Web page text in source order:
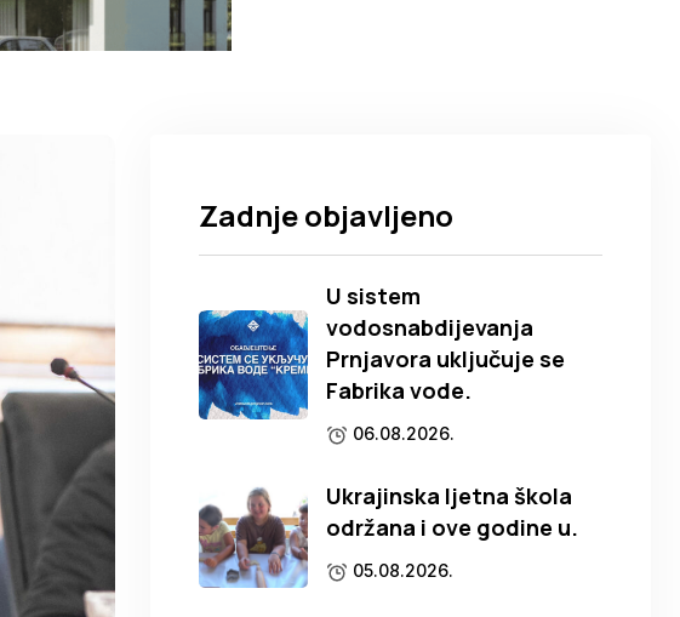
Zadnje objavljeno
U sistem
vodosnabdijevanja
Prnjavora uključuje se
Fabrika vode.
06.08.2026.
Ukrajinska ljetna škola
održana i ove godine u.
05.08.2026.